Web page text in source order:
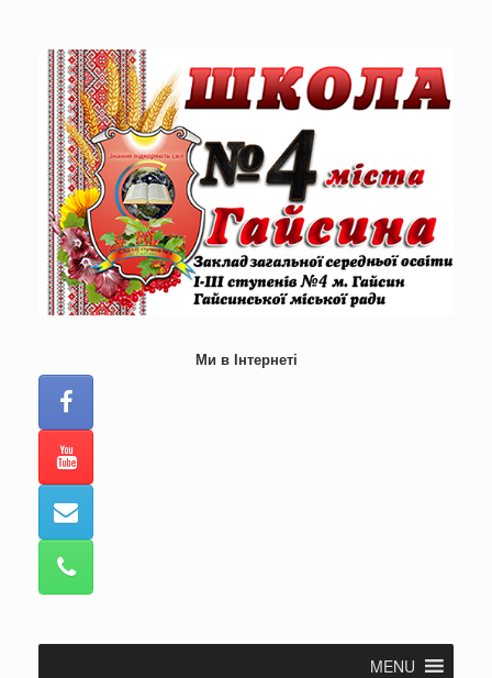
Ми в Інтернеті
MENU